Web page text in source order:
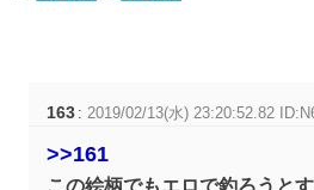
163 : 2019/02/13(水) 23:20:52.82
>>161
この絵柄でもエロで釣ろうと